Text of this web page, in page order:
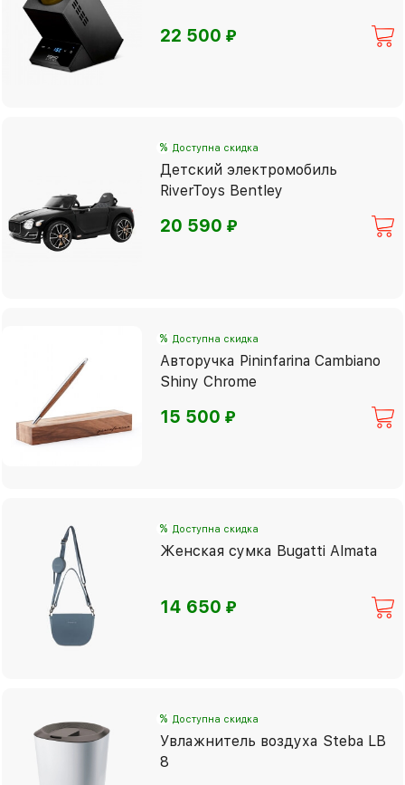
22 500⃏
% Доступна скидка
Детский электромобиль
RiverToys Bentley
20 590⃏
% Доступна скидка
Авторучка Pininfarina Cambiano
Shiny Chrome
15 500⃏
% Доступна скидка
Женская сумка Bugatti Almata
14 650⃏
% Доступна скидка
Увлажнитель воздуха Steba LB
8